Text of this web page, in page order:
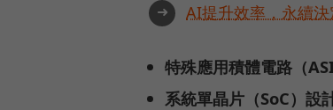
➜ AI提升效率，永續
特殊應用積體電路（
系統單晶片（SoC）設